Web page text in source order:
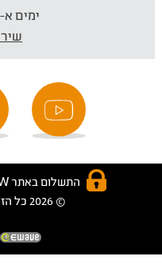
ימים
התשלום באתר WOW מאובטח בטכנולוגית SSL
© 2026 כל הזכויות שמורות